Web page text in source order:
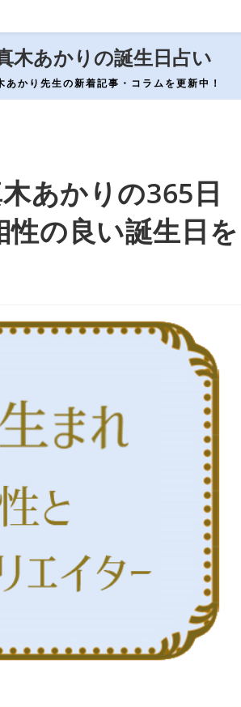
木あかりの誕生日占い
あかり先生の新着記事・コラムを更新中！
あかりの365日
の良い誕生日を